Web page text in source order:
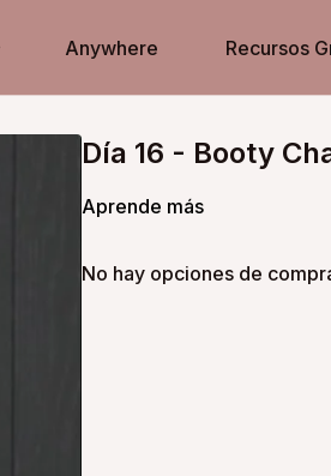
Anywhere Recursos
Día 16 - Booty
Aprende más
No hay opciones de